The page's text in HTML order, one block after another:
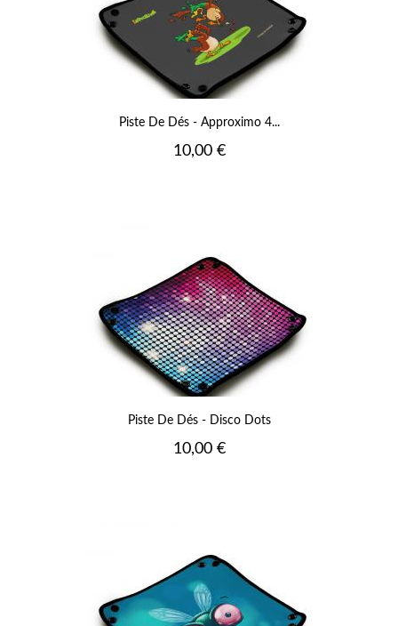
Piste De Dés - Approximo 4...
Prix
10,00 €
Piste De Dés - Disco Dots
Prix
10,00 €